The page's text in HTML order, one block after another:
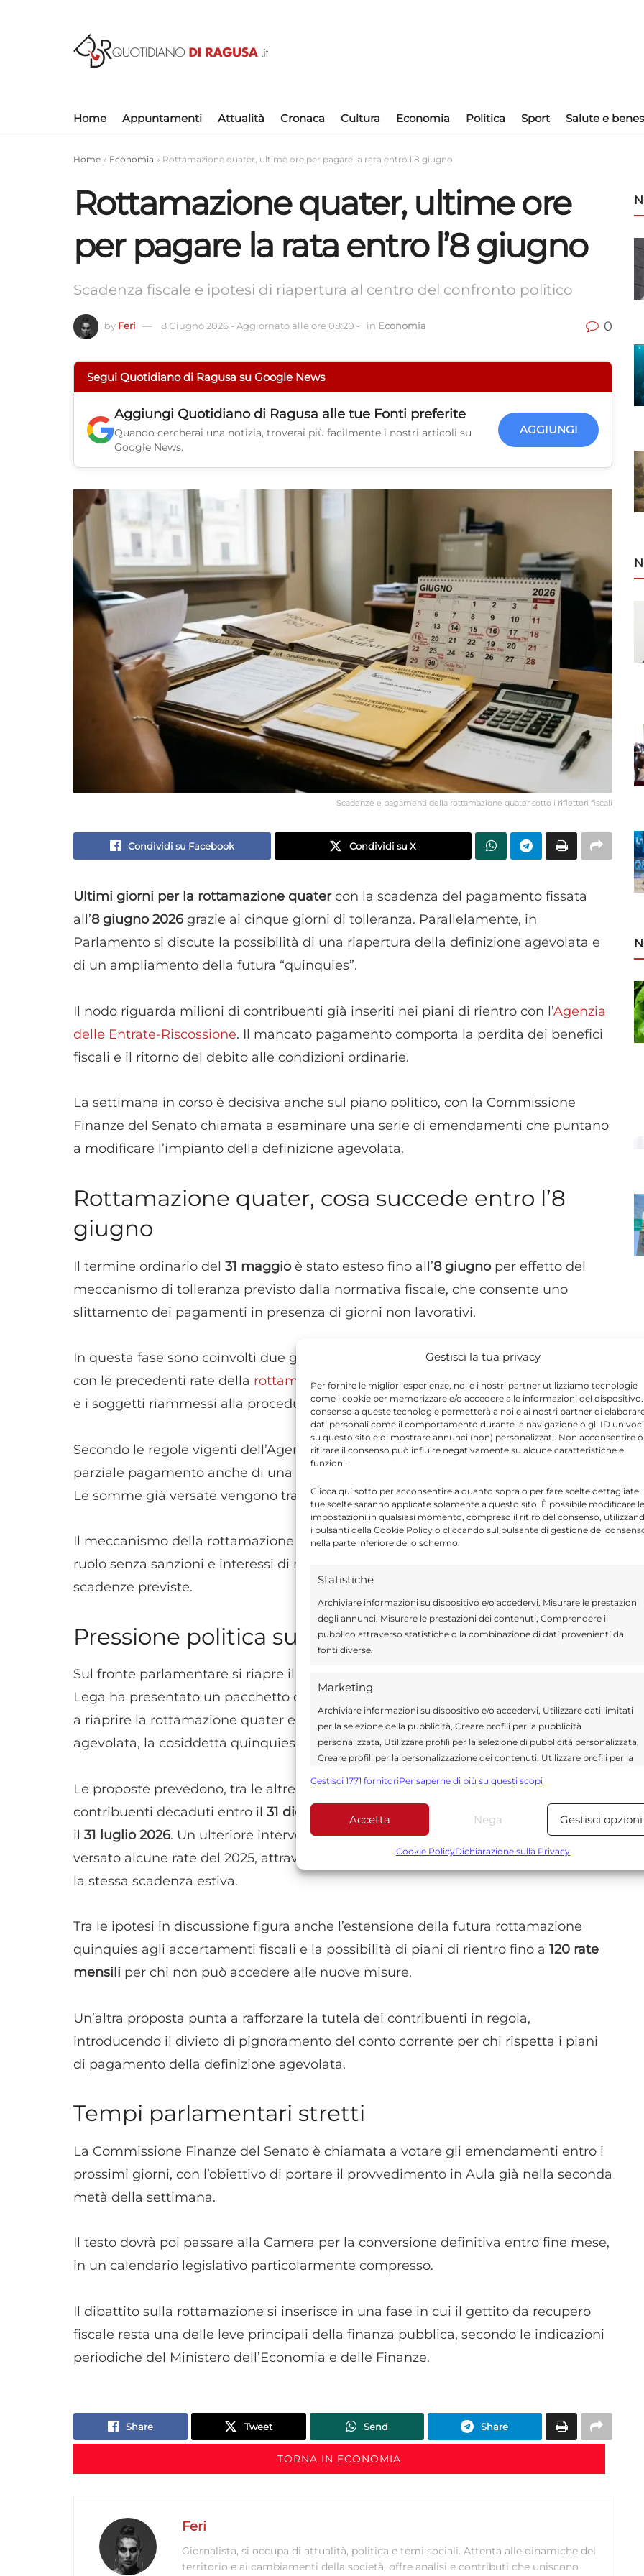
Gestisci la tua privacy
Per fornire le migliori esperienze, noi e i nostri partner utilizziamo tecnologie
come i cookie per memorizzare e/o accedere alle informazioni del
consenso a queste tecnologie permetterà a noi e ai nostri partner di
dati personali come il comportamento durante la navigazione o gli ID univoci
su questo sito e di mostrare annunci (non) personalizzati. Non acconsentire o
ritirare il consenso può influire negativamente su alcune caratteristiche e
funzioni.
Clicca qui sotto per acconsentire a quanto sopra o per fare scelte dettagliate.
tue scelte saranno applicate solamente a questo sito. È possibile modificare le
impostazioni in qualsiasi momento, compreso il ritiro del consenso,
i pulsanti della Cookie Policy o cliccando sul pulsante di gestione del
nella parte inferiore dello schermo.
Statistiche
Archiviare informazioni su dispositivo e/o accedervi, Misurare le prestazioni
degli annunci, Misurare le prestazioni dei contenuti, Comprendere il
pubblico attraverso statistiche o la combinazione di dati provenienti da
fonti diverse.
Marketing
Archiviare informazioni su dispositivo e/o accedervi, Utilizzare dati limitati
per la selezione della pubblicità, Creare profili per la pubblicità
personalizzata, Utilizzare profili per la selezione di pubblicità personalizzata,
Creare profili per la personalizzazione dei contenuti, Utilizzare profili per la
Utilizzare dati limitati per la selezione dei contenuti.
Funzionalità Sempre
Abbinare e combinare dati provenienti da altre fonti di dati,
Utilizzare dati di geolocalizzazione precisi, Riconoscere i
dispositivi in base a informazioni richieste attivamente.
Garantire la sicurezza, prevenire e rilevare frodi,
scelte sulla privacy.
Gestisci 1771 fornitoriPer saperne di più su questi scopi
Accetta Nega Gestisci opzioni
Cookie PolicyDichiarazione sulla Privacy
Home Appuntamenti Attualità Cronaca Cultura Economia Politica Sport Salute e
Home » Economia » Rottamazione quater, ultime ore per pagare la rata entro l’8 giugno
Rottamazione quater, ultime ore
per pagare la rata entro l’8 giugno
Scadenza fiscale e ipotesi di riapertura al centro del confronto politico
by Feri 8 Giugno 2026 - Aggiornato alle ore 08:20 - in Economia 0
Segui Quotidiano di Ragusa su Google News
Aggiungi Quotidiano di Ragusa alle tue Fonti preferite
Quando cercherai una notizia, troverai più facilmente i nostri articoli su
Google News.
AGGIUNGI
Scadenze e pagamenti della rottamazione quater sotto i riflettori fiscali
Condividi su Facebook Condividi su X
Ultimi giorni per la rottamazione quatercon la scadenza del pagamento fissata
all’8 giugno 2026 grazie ai cinque giorni di tolleranza. Parallelamente, in
Parlamento si discute la possibilità di una riapertura della definizione agevolata e
di un ampliamento della futura “quinquies”.
Il nodo riguarda milioni di contribuenti già inseriti nei piani di rientro con l’Agenzia
delle Entrate-Riscossione. Il mancato pagamento comporta la perdita dei benefici
fiscali e il ritorno del debito alle condizioni ordinarie.
La settimana in corso è decisiva anche sul piano politico, con la Commissione
Finanze del Senato chiamata a esaminare una serie di emendamenti che puntano
a modificare l’impianto della definizione agevolata.
Rottamazione quater, cosa succede entro l’8
giugno
Il termine ordinario del 31 maggioè stato esteso fino all’8 giugnoper effetto del
meccanismo di tolleranza previsto dalla normativa fiscale, che consente uno
slittamento dei pagamenti in presenza di giorni non lavorativi.
In questa fase sono coinvolti due gruppi principali di contribuenti: chi è in regola
con le precedenti rate della rottamazione quatere deve versare ladodicesima rata,
e i soggetti riammessi alla procedura, chiamati a saldare laquarta rata.
Secondo le regole vigenti dell’Agenzia delle Entrate-Riscossione, il mancato o
parziale pagamento anche di una sola rata comporta la decadenza dal beneficio.
Le somme già versate vengono trattenute come acconto sul debito residuo.
Il meccanismo della rottamazione consente di estinguere i debiti fiscali iscritti a
ruolo senza sanzioni e interessi di mora, ma richiede il rispetto rigoroso delle
scadenze previste.
Pressione politica su una possibile riapertura
Sul fronte parlamentare si riapre il confronto sulla gestione dei debiti fiscali. La
Lega ha presentato un pacchetto di emendamenti al decreto accise Ter che punta
a riaprire la rottamazione quater e a introdurre una nuova fase di definizione
agevolata, la cosiddetta quinquies.
Le proposte prevedono, tra le altre cose, la possibilità di riammissione per i
contribuenti decaduti entro il 31 dicembre 2025
, con domanda da presentare entro
il 31 luglio 2026. Un ulteriore intervento consentirebbe il rientro per chi non ha
versato alcune rate del 2025, attraverso un pagamento in un’unica soluzione entro
la stessa scadenza estiva.
Tra le ipotesi in discussione figura anche l’estensione della futura rottamazione
quinquies agli accertamenti fiscali e la possibilità di piani di rientro fino a 120 rate
mensili per chi non può accedere alle nuove misure.
Un’altra proposta punta a rafforzare la tutela dei contribuenti in regola,
introducendo il divieto di pignoramento del conto corrente per chi rispetta i piani
di pagamento della definizione agevolata.
Tempi parlamentari stretti
La Commissione Finanze del Senato è chiamata a votare gli emendamenti entro i
prossimi giorni, con l’obiettivo di portare il provvedimento in Aula già nella seconda
metà della settimana.
Il testo dovrà poi passare alla Camera per la conversione definitiva entro fine mese,
in un calendario legislativo particolarmente compresso.
Il dibattito sulla rottamazione si inserisce in una fase in cui il gettito da recupero
fiscale resta una delle leve principali della finanza pubblica, secondo le indicazioni
periodiche del Ministero dell’Economia e delle Finanze.
Share Tweet Send Share
TORNA IN ECONOMIA
Feri
Giornalista, si occupa di attualità, politica e temi sociali. Attenta alle dinamiche del
territorio e ai cambiamenti della società, offre analisi e contributi che uniscono